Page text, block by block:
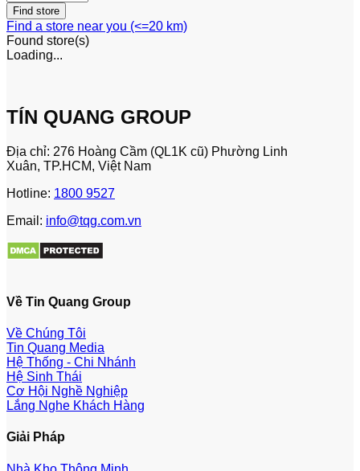
Find a store near you (<=20 km)
Found store(s)
Loading...
TÍN QUANG GROUP
Địa chỉ: 276 Hoàng Cầm (QL1K cũ) Phường Linh
Xuân, TP.HCM, Việt Nam
Hotline: 1800 9527
Email: info@tqg.com.vn
Về Tin Quang Group
Về Chúng Tôi
Tin Quang Media
Hệ Thống - Chi Nhánh
Hệ Sinh Thái
Cơ Hội Nghề Nghiệp
Lắng Nghe Khách Hàng
Giải Pháp